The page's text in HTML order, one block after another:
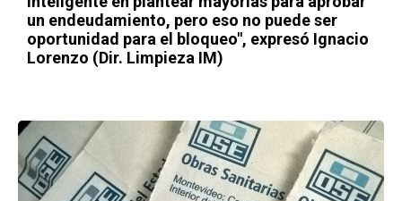
un endeudamiento, pero eso no puede ser
oportunidad para el bloqueo", expresó Ignacio
Lorenzo (Dir. Limpieza IM)